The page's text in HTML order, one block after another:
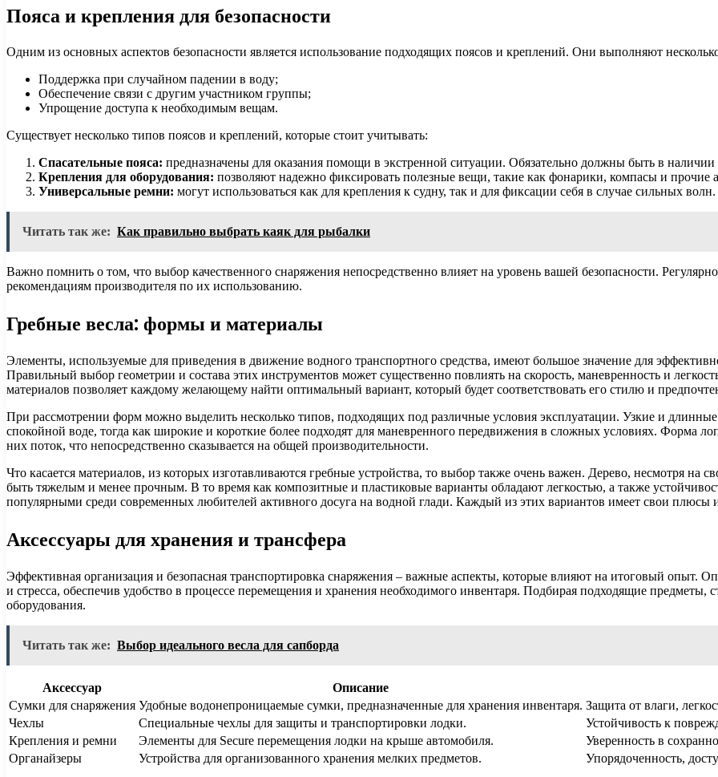
Пояса и крепления для безопасности
Одним из основных аспектов безопасности является использование подходящих поясов и креплений. Они выполняют
Поддержка при случайном падении в воду;
Обеспечение связи с другим участником группы;
Упрощение доступа к необходимым вещам.
Существует несколько типов поясов и креплений, которые стоит учитывать:
Спасательные пояса: предназначены для оказания помощи в экстренной ситуации. Обязательно должны быть в наличии
Крепления для оборудования: позволяют надежно фиксировать полезные вещи, такие как фонарики, компасы и прочие
Универсальные ремни: могут использоваться как для крепления к судну, так и для фиксации себя в случае сильных волн.
Читать так же: Как правильно выбрать каяк для рыбалки
Важно помнить о том, что выбор качественного снаряжения непосредственно влияет на уровень вашей безопасности.
рекомендациям производителя по их использованию.
Гребные весла: формы и материалы
Элементы, используемые для приведения в движение водного транспортного средства, имеют большое значение для
Правильный выбор геометрии и состава этих инструментов может существенно повлиять на скорость, маневренность и
материалов позволяет каждому желающему найти оптимальный вариант, который будет соответствовать его стилю и
При рассмотрении форм можно выделить несколько типов, подходящих под различные условия эксплуатации. Узкие и
спокойной воде, тогда как широкие и короткие более подходят для маневренного передвижения в сложных условиях. Форма
них поток, что непосредственно сказывается на общей производительности.
Что касается материалов, из которых изготавливаются гребные устройства, то выбор также очень важен. Дерево, несмотря на
быть тяжелым и менее прочным. В то время как композитные и пластиковые варианты обладают легкостью, а также
популярными среди современных любителей активного досуга на водной глади. Каждый из этих вариантов имеет свои
Аксессуары для хранения и трансфера
Эффективная организация и безопасная транспортировка снаряжения – важные аспекты, которые влияют на итоговый опыт.
и стресса, обеспечив удобство в процессе перемещения и хранения необходимого инвентаря. Подбирая подходящие предметы,
оборудования.
Читать так же: Выбор идеального весла для сапборда
Аксессуар Описание
Сумки для снаряжения Удобные водонепроницаемые сумки, предназначенные для хранения инвентаря. Защита от влаги,
Чехлы
Специальные чехлы для защиты и транспортировки лодки.
Устойчивость к
Крепления и ремни
Элементы для Secure перемещения лодки на крыше автомобиля.
Уверенность в
Органайзеры
Устройства для организованного хранения мелких предметов. Упорядоченность,